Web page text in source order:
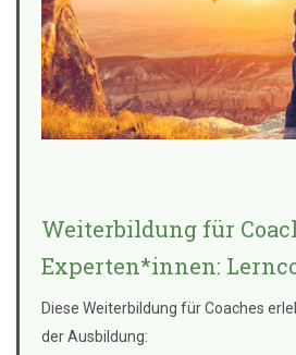
Weiterbildung für
Experten*innen:
Diese Weiterbildung für Coaches
der Ausbildung: